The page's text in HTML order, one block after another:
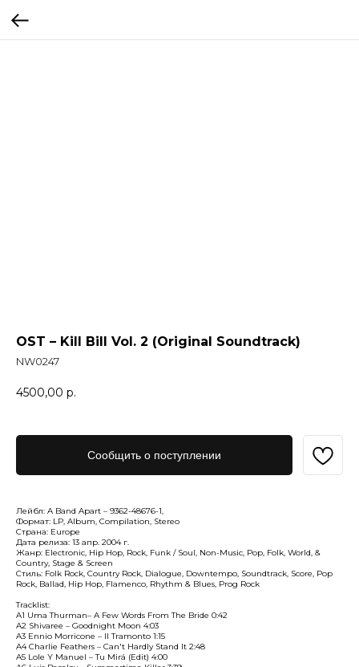
OST – Kill Bill Vol. 2 (Original Soundtrack)
NW0247
4500,00 р.
Сообщить о поступлении
Лейбл: A Band Apart – 9362-48676-1,
Формат: LP, Album, Compilation, Stereo
Страна: Europe
Дата релиза: 13 апр. 2004 г.
Жанр: Electronic, Hip Hop, Rock, Funk / Soul, Non-Music, Pop, Folk, World, &
Country, Stage & Screen
Стиль: Folk Rock, Country Rock, Dialogue, Downtempo, Soundtrack, Score, Pop
Rock, Ballad, Hip Hop, Flamenco, Rhythm & Blues, Prog Rock
Tracklist:
A1 Uma Thurman– A Few Words From The Bride 0:42
A2 Shivaree – Goodnight Moon 4:03
A3 Ennio Morricone – Il Tramonto 1:15
A4 Charlie Feathers – Can't Hardly Stand It 2:48
A5 Lole Y Manuel – Tu Mirá (Edit) 4:00